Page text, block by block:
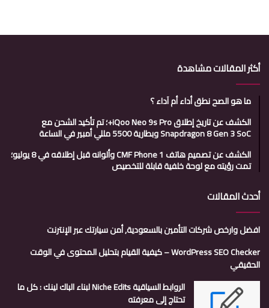
أكثر المقالات مشاهدة
ما هو الصح نطق أداء أم آداء ؟
الكشف عن تاريخ إطلاق iQoo Neo 9s Pro+؛ تم تأكيد الشحن مع
Snapdragon 8 Gen 3 SoC وبطارية 5500 مللي أمبير في الساعة
الكشف عن تصميم هاتف CMF Phone 1 وألوانه قبل إطلاقه في 8 يوليو؛
تمت رؤيته مع لوحة خلفية قابلة للتخصيص
أحدث المقالات
افضل وارخص شركات التأمين بالسعودية, أمن سيارتك عبر الإنترنت
WordPress SEO Checker – كيفية القيام بتحليل المحتوى في الوقت
الحقيقي
الروابط السياقية Niche Edits لبناء الباك لينك : كل ما
تحتاج إلى معرفته